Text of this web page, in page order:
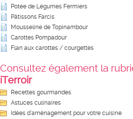
Potée de Légumes Fermiers
Pâtissons Farcis
Mousseline de Topinambour
Carottes Pompadour
Flan aux carottes / courgettes
Consultez également la
iTerroir
Recettes gourmandes
Astuces culinaires
Idées d’aménagement pour votre cuisine